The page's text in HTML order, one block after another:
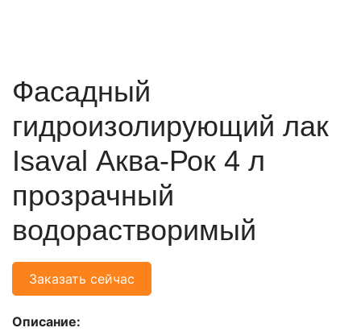
Фасадный
гидроизолирующий лак
Isaval Аква-Рок 4 л
прозрачный
водорастворимый
Заказать сейчас
Описание: